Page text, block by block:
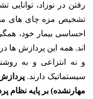
رفتن در نوزاد،
تشخیص مزه چای های
احساسی بیمار خود،
اند. همه این پردازش
و نه انتزاعی و به
سیستماتیک دارند.
مهارنشده) بر پایه نظام